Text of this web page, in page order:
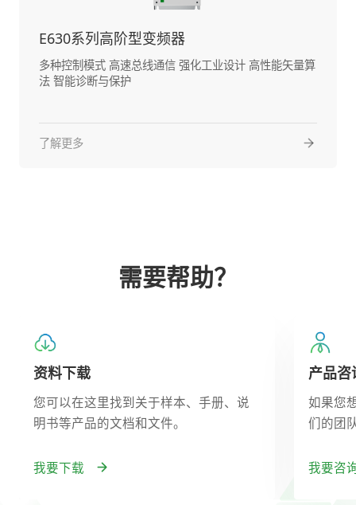
E630系列高阶型变频器
多种控制模式 高速总线通信 强化工业设计 高性能矢量算
法 智能诊断与保护
了解更多
需要帮助？
资料下载
您可以在这里找到关于样本、手册、说
明书等产品的文档和文件。
我要下载
产品咨
如果您
们的团
我要咨